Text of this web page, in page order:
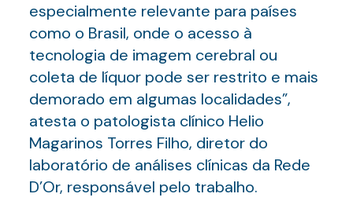
especialmente relevante para países
como o Brasil, onde o acesso à
tecnologia de imagem cerebral ou
coleta de líquor pode ser restrito e mais
demorado em algumas localidades”,
atesta o patologista clínico Helio
Magarinos Torres Filho, diretor do
laboratório de análises clínicas da Rede
D’Or, responsável pelo trabalho.